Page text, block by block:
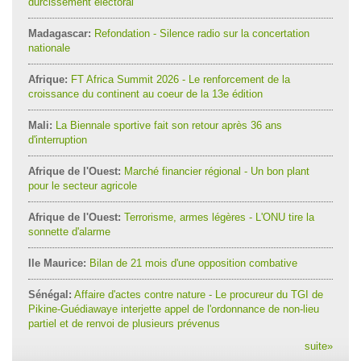
Madagascar: Refondation - Silence radio sur la concertation
nationale
Afrique: FT Africa Summit 2026 - Le renforcement de la
croissance du continent au coeur de la 13e édition
Mali: La Biennale sportive fait son retour après 36 ans
d'interruption
Afrique de l'Ouest: Marché financier régional - Un bon plant
pour le secteur agricole
Afrique de l'Ouest: Terrorisme, armes légères - L'ONU tire la
sonnette d'alarme
Ile Maurice: Bilan de 21 mois d'une opposition combative
Sénégal: Affaire d'actes contre nature - Le procureur du TGI de
Pikine-Guédiawaye interjette appel de l'ordonnance de non-lieu
partiel et de renvoi de plusieurs prévenus
suite»